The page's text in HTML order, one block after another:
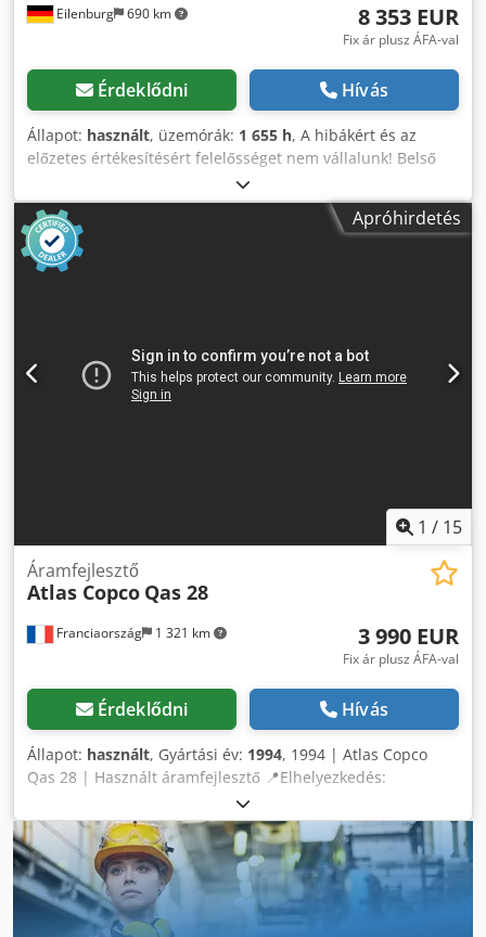
Eilenburg 690 km 8 353 EUR
Fix ár plusz ÁFA-val
Érdeklődni Hívás
Állapot: használt, üzemórák: 1 655 h, A hibákért és az
előzetes értékesítésért felelősséget nem vállalunk! Belső
azonosító: 1433. PERKINS motor. A jármű felújítatlan
állapotban van! Országos kiszállítás felár ellenében
lehetséges. A hibákért és az előzetes értékesítésért
felelősséget nem vállalunk. Codpezp Avkjfx Alwjrf Örömmel
átvesszük a régi járművét beszámításként.
Apróhirdetés
1 / 15
Franciaország 1 321 km
Áramfejlesztő
Atlas Copco Qas 28
3 990 EUR
Fix ár plusz ÁFA-val
Érdeklődni Hívás
Állapot: használt, Gyártási év: 1994, 1994 | Atlas Copco
Qas 28 | Használt áramfejlesztő 📍Elhelyezkedés:
Franciaország 🚛 Szállítás elérhető az Ön célállomására –
Használja szállítási kalkulátorunkat a szállítási költségek
becsléséhez! 💰 Vételár: 4000 EUR – vagy tegyen ajánlatot.
Credpfxey Rukfs Alwof Fizetés szállításkor kedvező díj
ellenében elérhető (jóváhagyáshoz kötött)* 👷‍♂️ Független
szakértő által átvizsgálva 23 ellenőrzési pontból 18